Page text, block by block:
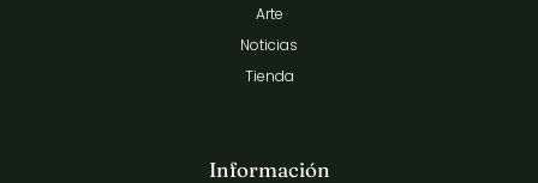
Arte
Noticias
Tienda
Información